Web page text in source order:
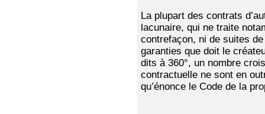
La plupart des contrats
lacunaire, qui ne traite
contrefaçon, ni de suites
garanties que doit le
dits à 360°, un nombre
contractuelle ne sont en
qu’énonce le Code de la